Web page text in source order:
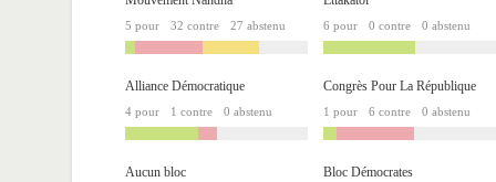
5 pour 32 contre 27 abstenu 6 pour 0 contre 0 abstenu
Alliance Démocratique
4 pour 1 contre 0 abstenu
Congrès Pour La République
1 pour 6 contre 0 abstenu
Aucun bloc Bloc Démocrates